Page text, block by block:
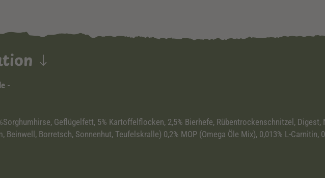
-
Geflügelfett, 5% Kartoffelflocken, 2,5% Bierhefe, Rübentrockenschnitzel, Digest,
Borretsch, Sonnenhut, Teufelskralle) 0,2% MOP (Omega Öle Mix), 0,013% L-Carnitin,